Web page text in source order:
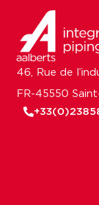
46, Rue de
FR-45550